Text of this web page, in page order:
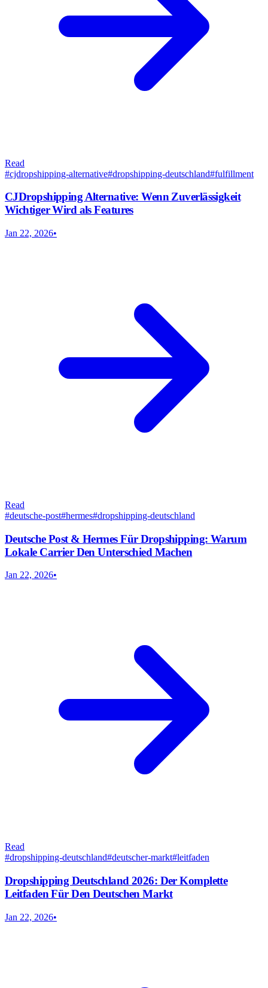
Read
#cjdropshipping-alternative#dropshipping-deutschland#fulfillment
CJDropshipping Alternative: Wenn Zuverlässigkeit
Wichtiger Wird als Features
Jan 22, 2026•
Read
#deutsche-post#hermes#dropshipping-deutschland
Deutsche Post & Hermes Für Dropshipping: Warum
Lokale Carrier Den Unterschied Machen
Jan 22, 2026•
Read
#dropshipping-deutschland#deutscher-markt#leitfaden
Dropshipping Deutschland 2026: Der Komplette
Leitfaden Für Den Deutschen Markt
Jan 22, 2026•